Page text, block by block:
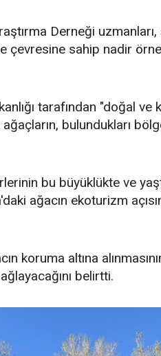
Derneği
çevresine sahip nadir
tarafından "doğal ve
bulundukları
bu büyüklükte ve
ağacın ekoturizm
koruma altına
belirtti.